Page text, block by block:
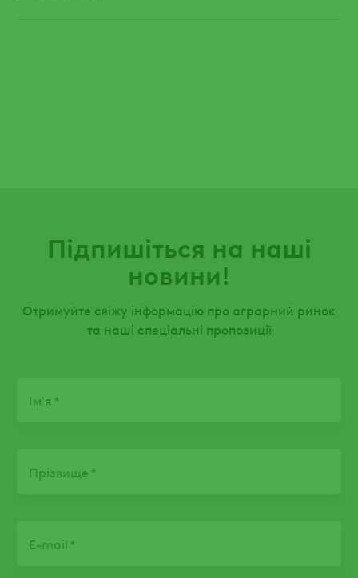
Підпишіться на наші
новини!
Отримуйте свіжу інформацію про аграрний ринок
та наші спеціальні пропозиції
Ім'я
Прізвище
E-mail